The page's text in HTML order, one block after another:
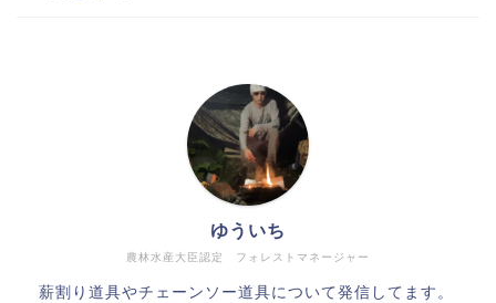
農林水産大臣認定 フォレストマネージャー
ゆういち
薪割り道具やチェーンソー道具について発信してます。